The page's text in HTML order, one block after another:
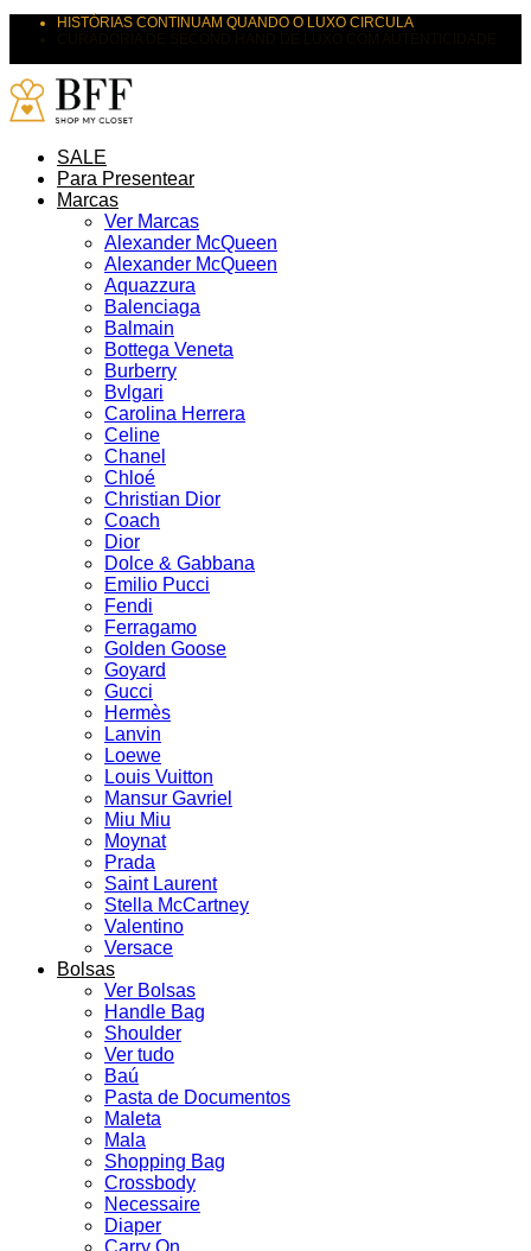
HISTÓRIAS CONTINUAM QUANDO O LUXO CIRCULA
SALE
Para Presentear
Marcas
Ver Marcas
Alexander McQueen
Alexander McQueen
Aquazzura
Balenciaga
Balmain
Bottega Veneta
Burberry
Bvlgari
Carolina Herrera
Celine
Chanel
Chloé
Christian Dior
Coach
Dior
Dolce & Gabbana
Emilio Pucci
Fendi
Ferragamo
Golden Goose
Goyard
Gucci
Hermès
Lanvin
Loewe
Louis Vuitton
Mansur Gavriel
Miu Miu
Moynat
Prada
Saint Laurent
Stella McCartney
Valentino
Versace
Bolsas
Ver Bolsas
Handle Bag
Shoulder
Ver tudo
Baú
Pasta de Documentos
Maleta
Mala
Shopping Bag
Crossbody
Necessaire
Diaper
Carry On